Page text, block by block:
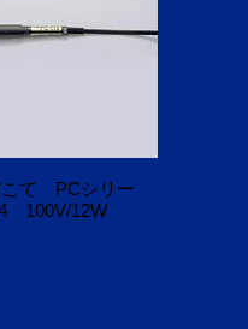
こて PCシリー
100V/12W